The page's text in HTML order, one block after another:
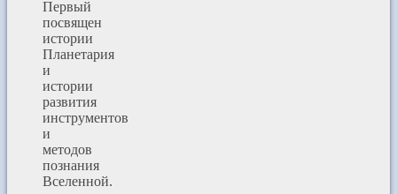
Первый
посвящен
истории
Планетария
и
истории
развития
инструментов
и
методов
познания
Вселенной.